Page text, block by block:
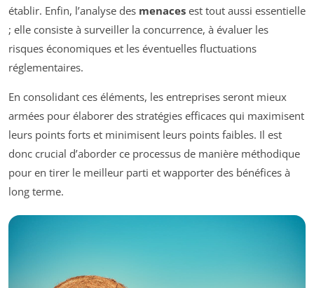
établir. Enfin, l’analyse des menaces est tout aussi essentielle
; elle consiste à surveiller la concurrence, à évaluer les
risques économiques et les éventuelles fluctuations
réglementaires.
En consolidant ces éléments, les entreprises seront mieux
armées pour élaborer des stratégies efficaces qui maximisent
leurs points forts et minimisent leurs points faibles. Il est
donc crucial d’aborder ce processus de manière méthodique
pour en tirer le meilleur parti et wapporter des bénéfices à
long terme.